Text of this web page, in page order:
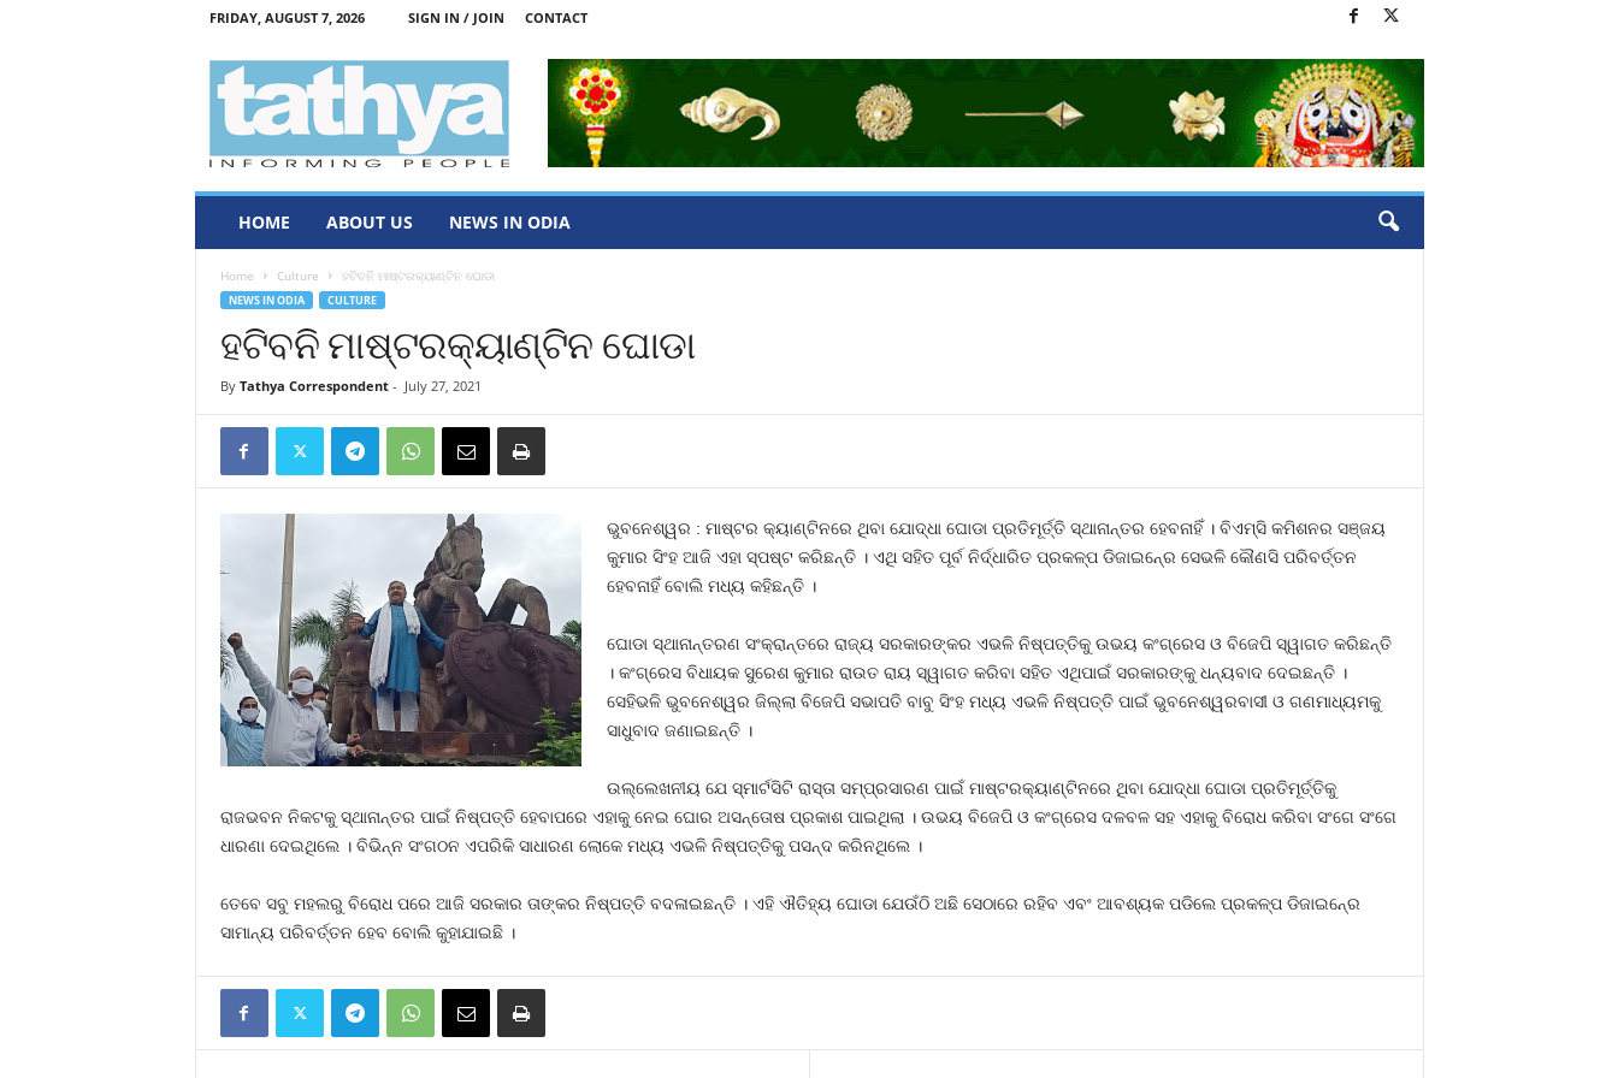
FRIDAY, AUGUST 7, 2026 SIGN IN / JOIN CONTACT
HOME ABOUT US NEWS IN ODIA
Home Culture ହଟିବନି ମାଷ୍ଟରକ୍ୟାଣ୍ଟିନ ଘୋଡା
NEWS IN ODIA CULTURE
ହଟିବନି ମାଷ୍ଟରକ୍ୟାଣ୍ଟିନ ଘୋଡା
By Tathya Correspondent- July 27, 2021
ଭୁବନେଶ୍ୱର : ମାଷ୍ଟର କ୍ୟାଣ୍ଟିନରେ ଥିବା ଯୋଦ୍ଧା ଘୋଡା ପ୍ରତିମୂର୍ତ୍ତି ସ୍ଥାନାନ୍ତର ହେବନାହିଁ । ବିଏମ୍‍ସି କମିଶନର ସଞ୍ଜୟ
କୁମାର ସିଂହ ଆଜି ଏହା ସ୍ପଷ୍ଟ କରିଛନ୍ତି । ଏଥି ସହିତ ପୂର୍ବ ନିର୍ଦ୍ଧାରିତ ପ୍ରକଳ୍ପ ଡିଜାଇନ୍‍ରେ ସେଭଳି କୌଣସି ପରିବର୍ତ୍ତନ
ହେବନାହିଁ ବୋଲି ମଧ୍ୟ କହିଛନ୍ତି ।
ଘୋଡା ସ୍ଥାନାନ୍ତରଣ ସଂକ୍ରାନ୍ତରେ ରାଜ୍ୟ ସରକାରଙ୍କର ଏଭଳି ନିଷ୍ପତ୍ତିକୁ ଉଭୟ କଂଗ୍ରେସ ଓ ବିଜେପି ସ୍ୱାଗତ କରିଛନ୍ତି
। କଂଗ୍ରେସ ବିଧାୟକ ସୁରେଶ କୁମାର ରାଉତ ରାୟ ସ୍ୱାଗତ କରିବା ସହିତ ଏଥିପାଇଁ ସରକାରଙ୍କୁ ଧନ୍ୟବାଦ ଦେଇଛନ୍ତି ।
ସେହିଭଳି ଭୁବନେଶ୍ୱର ଜିଲ୍ଲା ବିଜେପି ସଭାପତି ବାବୁ ସିଂହ ମଧ୍ୟ ଏଭଳି ନିଷ୍ପତ୍ତି ପାଇଁ ଭୁବନେଶ୍ୱରବାସୀ ଓ ଗଣମାଧ୍ୟମକୁ
ସାଧୁବାଦ ଜଣାଇଛନ୍ତି ।
ଉଲ୍ଲେଖନୀୟ ଯେ ସ୍ମାର୍ଟସିଟି ରାସ୍ତା ସମ୍ପ୍ରସାରଣ ପାଇଁ ମାଷ୍ଟରକ୍ୟାଣ୍ଟିନରେ ଥିବା ଯୋଦ୍ଧା ଘୋଡା ପ୍ରତିମୂର୍ତ୍ତିକୁ
ରାଜଭବନ ନିକଟକୁ ସ୍ଥାନାନ୍ତର ପାଇଁ ନିଷ୍ପତ୍ତି ହେବାପରେ ଏହାକୁ ନେଇ ଘୋର ଅସନ୍ତୋଷ ପ୍ରକାଶ ପାଇଥିଲା । ଉଭୟ ବିଜେପି ଓ କଂଗ୍ରେସ ଦଳବଳ ସହ ଏହାକୁ ବିରୋଧ କରିବା ସଂଗେ ସଂଗେ
ଧାରଣା ଦେଇଥିଲେ । ବିଭିନ୍ନ ସଂଗଠନ ଏପରିକି ସାଧାରଣ ଲୋକେ ମଧ୍ୟ ଏଭଳି ନିଷ୍ପତ୍ତିକୁ ପସନ୍ଦ କରିନଥିଲେ ।
ତେବେ ସବୁ ମହଲରୁ ବିରୋଧ ପରେ ଆଜି ସରକାର ତାଙ୍କର ନିଷ୍ପତ୍ତି ବଦଳାଇଛନ୍ତି । ଏହି ଐତିହ୍ୟ ଘୋଡା ଯେଉଁଠି ଅଛି ସେଠାରେ ରହିବ ଏବଂ ଆବଶ୍ୟକ ପଡିଲେ ପ୍ରକଳ୍ପ ଡିଜାଇନ୍‍ରେ
ସାମାନ୍ୟ ପରିବର୍ତ୍ତନ ହେବ ବୋଲି କୁହାଯାଇଛି ।